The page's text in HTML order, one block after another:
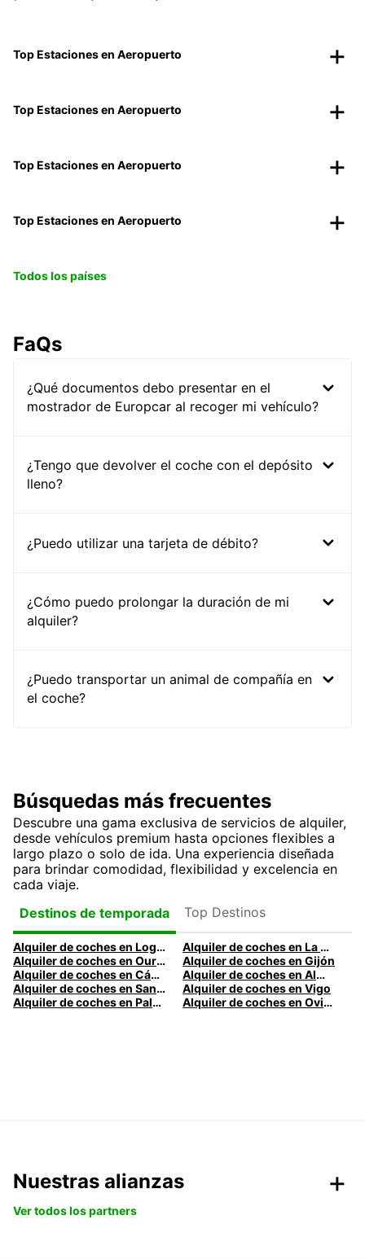
Top Estaciones en Aeropuerto
Top Estaciones en Aeropuerto
Top Estaciones en Aeropuerto
Top Estaciones en Aeropuerto
Todos los países
FaQs
¿Qué documentos debo presentar en el
mostrador de Europcar al recoger mi vehículo?
¿Tengo que devolver el coche con el depósito
lleno?
¿Puedo utilizar una tarjeta de débito?
¿Cómo puedo prolongar la duración de mi
alquiler?
¿Puedo transportar un animal de compañía en
el coche?
Búsquedas más frecuentes
Descubre una gama exclusiva de servicios de alquiler,
desde vehículos premium hasta opciones flexibles a
largo plazo o solo de ida. Una experiencia diseñada
para brindar comodidad, flexibilidad y excelencia en
cada viaje.
Destinos de temporada
Top Destinos
Alquiler de coches en Logroño
Alquiler de coches en La Coruña
Alquiler de coches en Ourense
Alquiler de coches en Gijón
Alquiler de coches en Cádiz
Alquiler de coches en Almería
Alquiler de coches en Santander
Alquiler de coches en Vigo
Alquiler de coches en Palma
Alquiler de coches en Oviedo
Nuestras alianzas
Ver todos los partners